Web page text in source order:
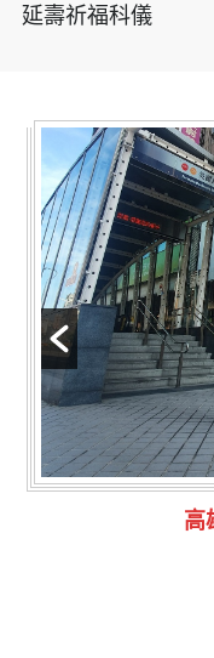
延壽祈福科儀